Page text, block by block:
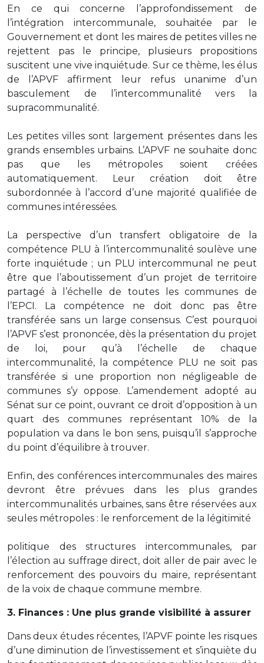
En ce qui concerne l’approfondissement de
l’intégration intercommunale, souhaitée par le
Gouvernement et dont les maires de petites villes ne
rejettent pas le principe, plusieurs propositions
suscitent une vive inquiétude. Sur ce thème, les élus
de l’APVF affirment leur refus unanime d’un
basculement de l’intercommunalité vers la
supracommunalité.
Les petites villes sont largement présentes dans les
grands ensembles urbains. L’APVF ne souhaite donc
pas que les métropoles soient créées
automatiquement. Leur création doit être
subordonnée à l’accord d’une majorité qualifiée de
communes intéressées.
La perspective d’un transfert obligatoire de la
compétence PLU à l’intercommunalité soulève une
forte inquiétude ; un PLU intercommunal ne peut
être que l’aboutissement d’un projet de territoire
partagé à l’échelle de toutes les communes de
l’EPCI. La compétence ne doit donc pas être
transférée sans un large consensus. C’est pourquoi
l’APVF s’est prononcée, dès la présentation du projet
de loi, pour qu’à l’échelle de chaque
intercommunalité, la compétence PLU ne soit pas
transférée si une proportion non négligeable de
communes s’y oppose. L’amendement adopté au
Sénat sur ce point, ouvrant ce droit d’opposition à un
quart des communes représentant 10% de la
population va dans le bon sens, puisqu’il s’approche
du point d’équilibre à trouver.
Enfin, des conférences intercommunales des maires
devront être prévues dans les plus grandes
intercommunalités urbaines, sans être réservées aux
seules métropoles : le renforcement de la légitimité
politique des structures intercommunales, par
l’élection au suffrage direct, doit aller de pair avec le
renforcement des pouvoirs du maire, représentant
de la voix de chaque commune membre.
3. Finances : Une plus grande visibilité à assurer
Dans deux études récentes, l’APVF pointe les risques
d’une diminution de l’investissement et s’inquiète du